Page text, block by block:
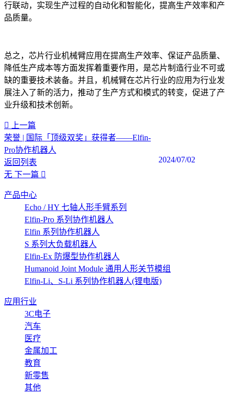
行联动，实现生产过程的自动化和智能化，提高生产效率和产
品质量。
总之，芯片行业机械臂应用在提高生产效率、保证产品质量、
降低生产成本等方面发挥着重要作用，是芯片制造行业不可或
缺的重要技术装备。并且，机械臂在芯片行业的应用为行业发
展注入了新的活力，推动了生产方式和模式的转变，促进了产
业升级和技术创新。‍
上一篇
荣誉 | 国际「顶级双奖」获得者——Elfin-
Pro协作机器人
2024/07/02
返回列表
无 下一篇
产品中心
Echo / HY 七轴人形手臂系列
Elfin-Pro 系列协作机器人
Elfin 系列协作机器人
S 系列大负载机器人
Elfin-Ex 防爆型协作机器人
Humanoid Joint Module 通用人形关节模组
Elfin-Li、S-Li 系列协作机器人(锂电版)
应用行业
3C电子
汽车
医疗
金属加工
教育
新零售
其他